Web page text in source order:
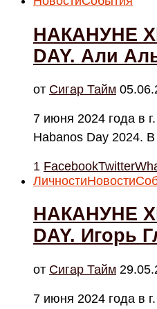
НАКАНУНЕ
DAY. Али
от Cигар Тайм
7 июня 2024 года в
Habanos Day 2024.
1 FacebookTwitter
ЛичностиНовости
НАКАНУНЕ
DAY. Игорь
от Cигар Тайм
7 июня 2024 года в